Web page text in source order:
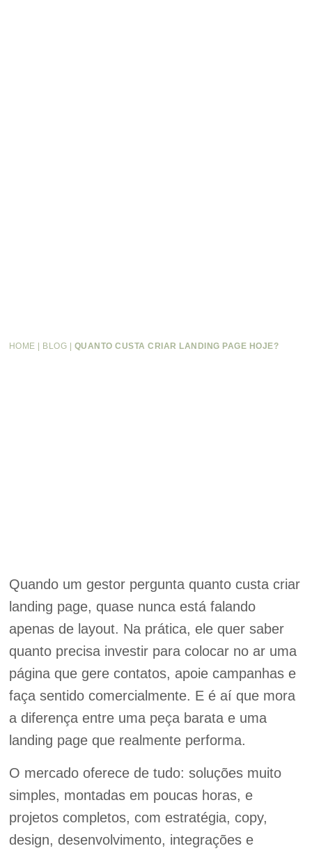
HOME BLOG QUANTO CUSTA CRIAR LANDING PAGE HOJE?
Quando um gestor pergunta quanto custa criar
landing page, quase nunca está falando
apenas de layout. Na prática, ele quer saber
quanto precisa investir para colocar no ar uma
página que gere contatos, apoie campanhas e
faça sentido comercialmente. E é aí que mora
a diferença entre uma peça barata e uma
landing page que realmente performa.
O mercado oferece de tudo: soluções muito
simples, montadas em poucas horas, e
projetos completos, com estratégia, copy,
design, desenvolvimento, integrações e